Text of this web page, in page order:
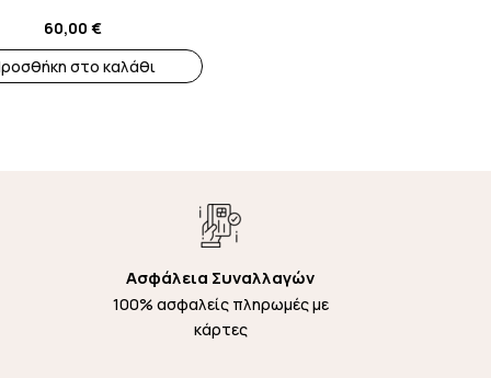
60,00 €
στο καλάθι
Ασφάλεια Συναλλαγών
100% ασφαλείς πληρωμές με
κάρτες